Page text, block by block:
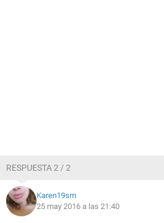
RESPUESTA 2 / 2
Karen19sm
25 may 2016 a las 21:40